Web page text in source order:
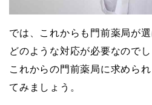
では、これからも門前薬局が
どのような対応が必要なのでし
これからの門前薬局に求めら
てみましょう。